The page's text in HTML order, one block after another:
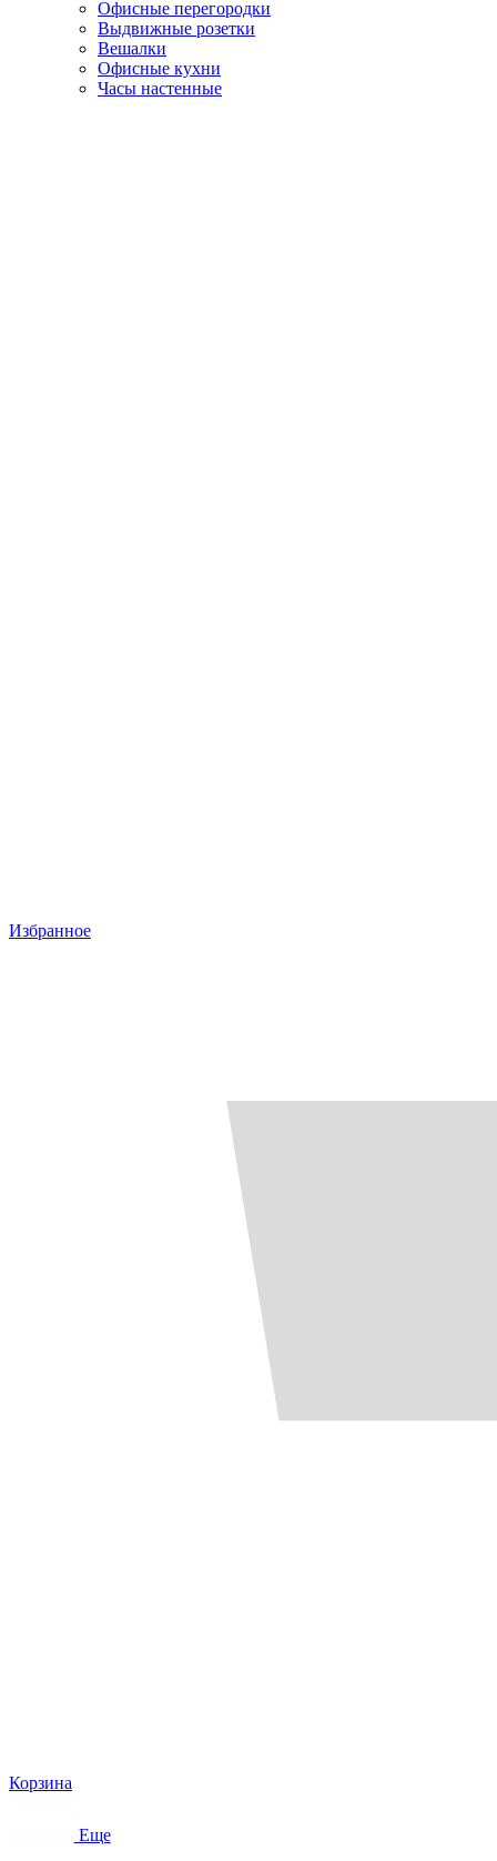
Офисные перегородки
Выдвижные розетки
Вешалки
Офисные кухни
Часы настенные
Избранное
Корзина
Еще